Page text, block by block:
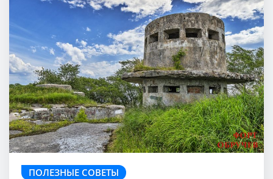
ПОЛЕЗНЫЕ СОВЕТЫ